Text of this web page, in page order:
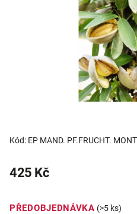
Kód: EP MAND. PF.FRUCHT.
425 Kč
PŘEDOBJEDNÁVKA (>5 ks)